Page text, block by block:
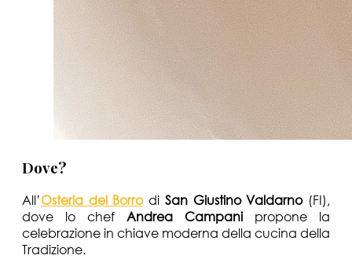
Dove?
All’Osteria del Borrodi San Giustino Valdarno(FI),
dove lo chef Andrea Campanipropone la
celebrazione in chiave moderna della cucina della
Tradizione.